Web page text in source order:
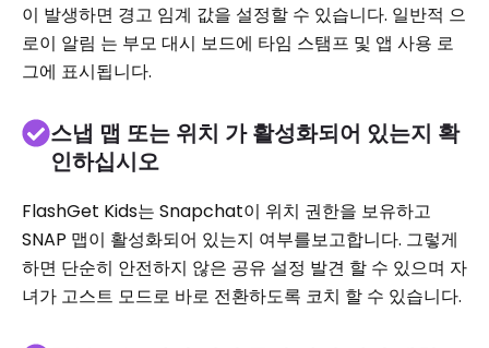
이 발생하면 경고 임계 값을 설정할 수 있습니다. 일반적 으
로이 알림 는 부모 대시 보드에 타임 스탬프 및 앱 사용 로
그에 표시됩니다.
스냅 맵 또는 위치 가 활성화되어 있는지 확
인하십시오
FlashGet Kids는 Snapchat이 위치 권한을 보유하고
SNAP 맵이 활성화되어 있는지 여부를보고합니다. 그렇게
하면 단순히 안전하지 않은 공유 설정 발견 할 수 있으며 자
녀가 고스트 모드로 바로 전환하도록 코치 할 수 있습니다.